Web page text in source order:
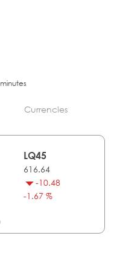
Currencies
LQ45
616.64
-10.48
-1.67 %